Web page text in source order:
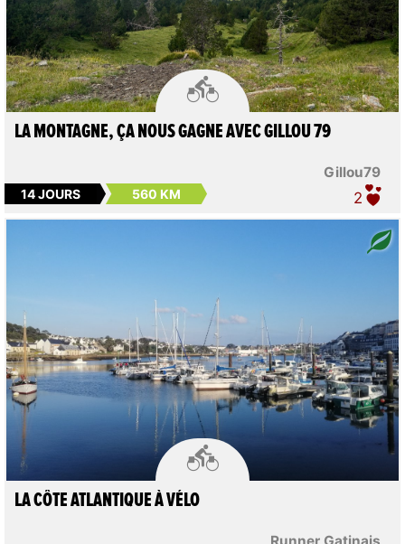

Gillou79
LA MONTAGNE, ÇA NOUS GAGNE AVEC GILLOU 79
14 JOURS 560 KM 2

LA CÔTE ATLANTIQUE À VÉLO